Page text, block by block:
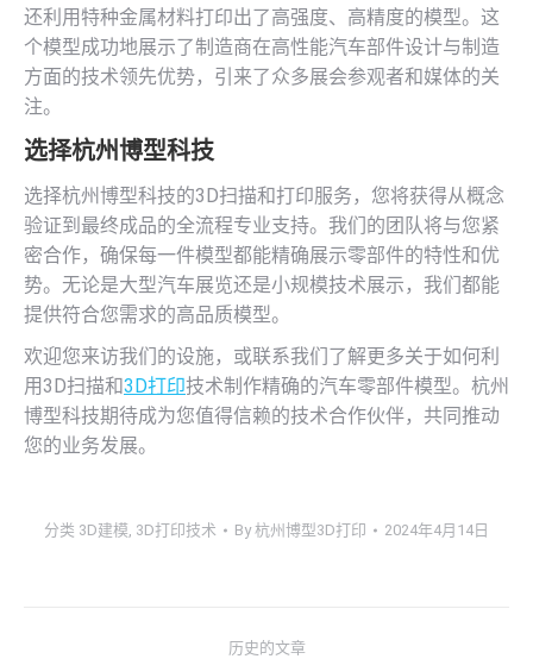
还利用特种金属材料打印出了高强度、高精度的模型。这
个模型成功地展示了制造商在高性能汽车部件设计与制造
方面的技术领先优势，引来了众多展会参观者和媒体的关
注。
选择杭州博型科技
选择杭州博型科技的3D扫描和打印服务，您将获得从概念
验证到最终成品的全流程专业支持。我们的团队将与您紧
密合作，确保每一件模型都能精确展示零部件的特性和优
势。无论是大型汽车展览还是小规模技术展示，我们都能
提供符合您需求的高品质模型。
欢迎您来访我们的设施，或联系我们了解更多关于如何利
用3D扫描和3D打印技术制作精确的汽车零部件模型。杭州
博型科技期待成为您值得信赖的技术合作伙伴，共同推动
您的业务发展。
分类 3D建模 3D打印技术 By杭州博型3D打印 2024年4月14日
历史的文章